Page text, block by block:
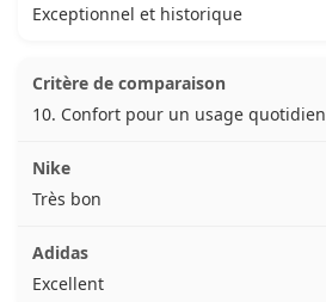
Exceptionnel et historique
10. Confort pour un usage quotidien
Très bon
Excellent